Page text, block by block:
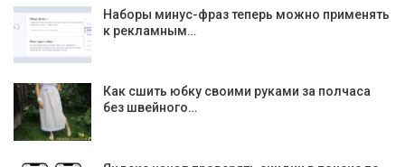
Наборы минус-фраз теперь можно применять
к рекламным…
Как сшить юбку своими руками за полчаса
без швейного…